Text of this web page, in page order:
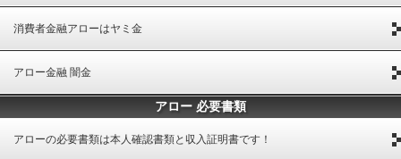
消費者金融アローはヤミ金
アロー金融 闇金
アロー 必要書類
アローの必要書類は本人確認書類と収入証明書です！